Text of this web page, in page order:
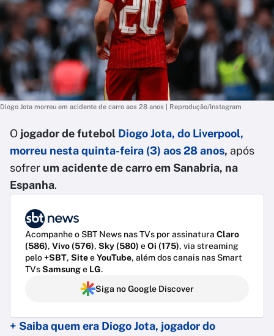
Diogo Jota morreu em acidente de carro aos 28 anos | Reprodução/Instagram
O jogador de futebol Diogo Jota, do Liverpool,
morreu nesta quinta-feira (3) aos 28 anos, após
sofrer um acidente de carro em Sanabria, na
Espanha.
Acompanhe o SBT News nas TVs por assinatura Claro
(586), Vivo (576), Sky (580) eOi (175), via streaming
pelo+SBT, SiteeYouTube, além dos canais nas Smart
TVsSamsunge LG.
Siga no Google Discover
+ Saiba quem era Diogo Jota, jogador do